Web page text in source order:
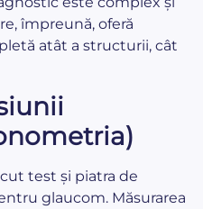
împreună, oferă
atât a structurii, cât
test și piatra de
glaucom. Măsurarea